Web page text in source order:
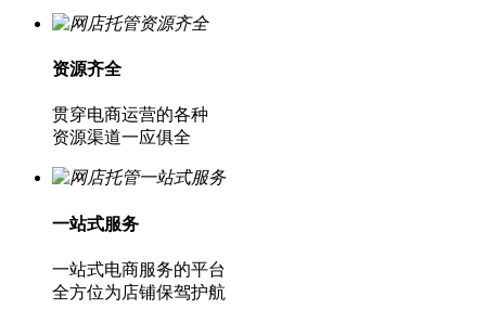
资源齐全
贯穿电商运营的各种
资源渠道一应俱全
一站式服务
一站式电商服务的平台
全方位为店铺保驾护航